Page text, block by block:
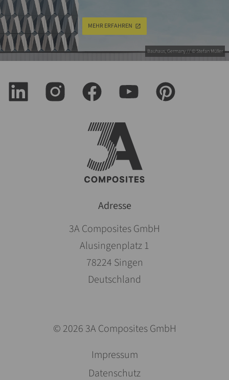
Bauhaus, Germany // © Stefan Müller
MEHR ERFAHREN
Adresse
3A Composites GmbH
Alusingenplatz 1
78224 Singen
Deutschland
© 2026 3A Composites GmbH
nawigacje
Impressum
Datenschutz